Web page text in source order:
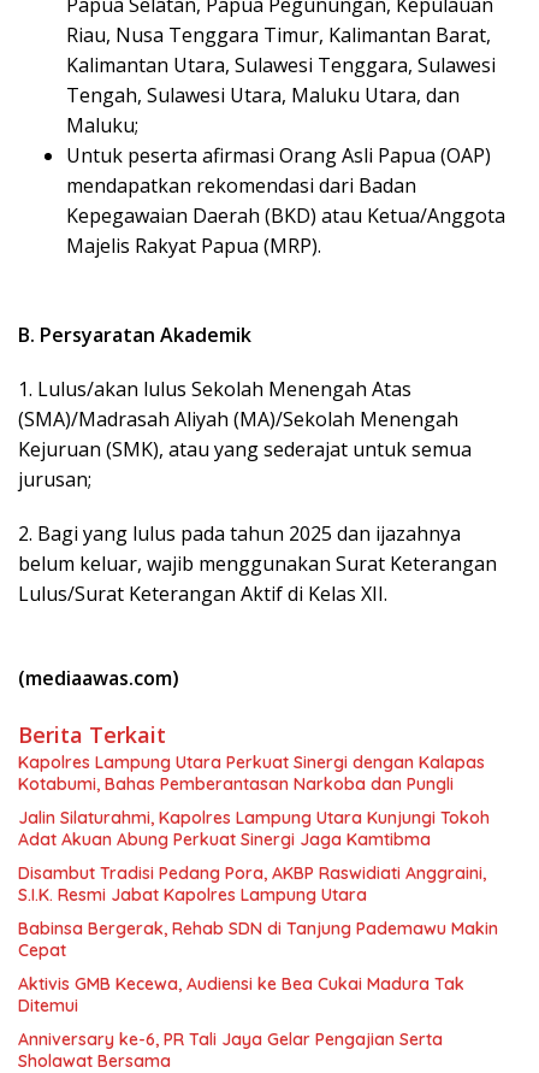
Riau, Nusa Tenggara Timur, Kalimantan Barat,
Kalimantan Utara, Sulawesi Tenggara, Sulawesi
Tengah, Sulawesi Utara, Maluku Utara, dan
Maluku;
Untuk peserta afirmasi Orang Asli Papua (OAP)
mendapatkan rekomendasi dari Badan
Kepegawaian Daerah (BKD) atau Ketua/Anggota
Majelis Rakyat Papua (MRP).
B. Persyaratan Akademik
1. Lulus/akan lulus Sekolah Menengah Atas
(SMA)/Madrasah Aliyah (MA)/Sekolah Menengah
Kejuruan (SMK), atau yang sederajat untuk semua
jurusan;
2. Bagi yang lulus pada tahun 2025 dan ijazahnya
belum keluar, wajib menggunakan Surat Keterangan
Lulus/Surat Keterangan Aktif di Kelas XII.
(mediaawas.com)
Berita Terkait
Kapolres Lampung Utara Perkuat Sinergi dengan Kalapas
Kotabumi, Bahas Pemberantasan Narkoba dan Pungli
Jalin Silaturahmi, Kapolres Lampung Utara Kunjungi Tokoh
Adat Akuan Abung Perkuat Sinergi Jaga Kamtibma
Disambut Tradisi Pedang Pora, AKBP Raswidiati Anggraini,
S.I.K. Resmi Jabat Kapolres Lampung Utara
Babinsa Bergerak, Rehab SDN di Tanjung Pademawu Makin
Cepat
Aktivis GMB Kecewa, Audiensi ke Bea Cukai Madura Tak
Ditemui
Anniversary ke-6, PR Tali Jaya Gelar Pengajian Serta
Sholawat Bersama